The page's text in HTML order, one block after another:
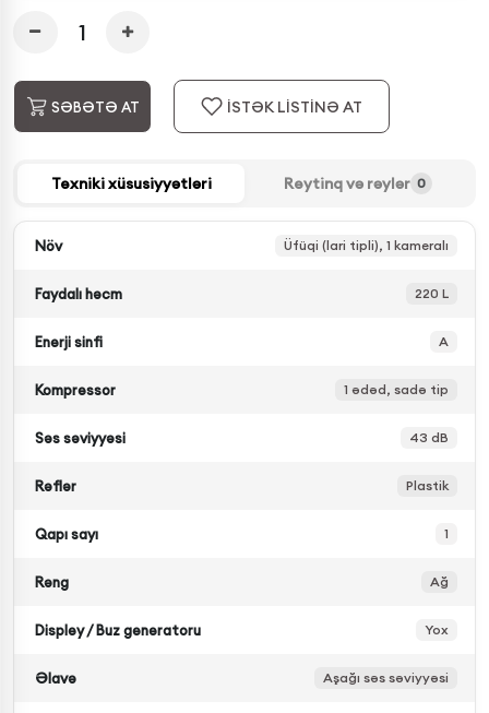
SƏBƏTƏ AT İSTƏK LİSTİNƏ AT
Texniki xüsusiyyətləri Reytinq və rəylər 0
Növ Üfüqi (lari tipli), 1 kameralı
Faydalı həcm 220 L
Enerji sinfi A
Kompressor 1 ədəd, sadə tip
Səs səviyyəsi 43 dB
Rəflər Plastik
Qapı sayı 1
Rəng Ağ
Displey / Buz generatoru Yox
Əlavə Aşağı səs səviyyəsi